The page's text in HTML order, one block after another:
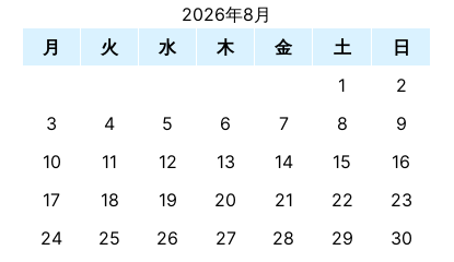
2026年8月
月
火 水 木 金 土
日
1
2
3
4 5 6 7 8
9
10
11 12 13 14 15
16
17
18 19 20 21 22
23
24
25 26 27 28 29 30